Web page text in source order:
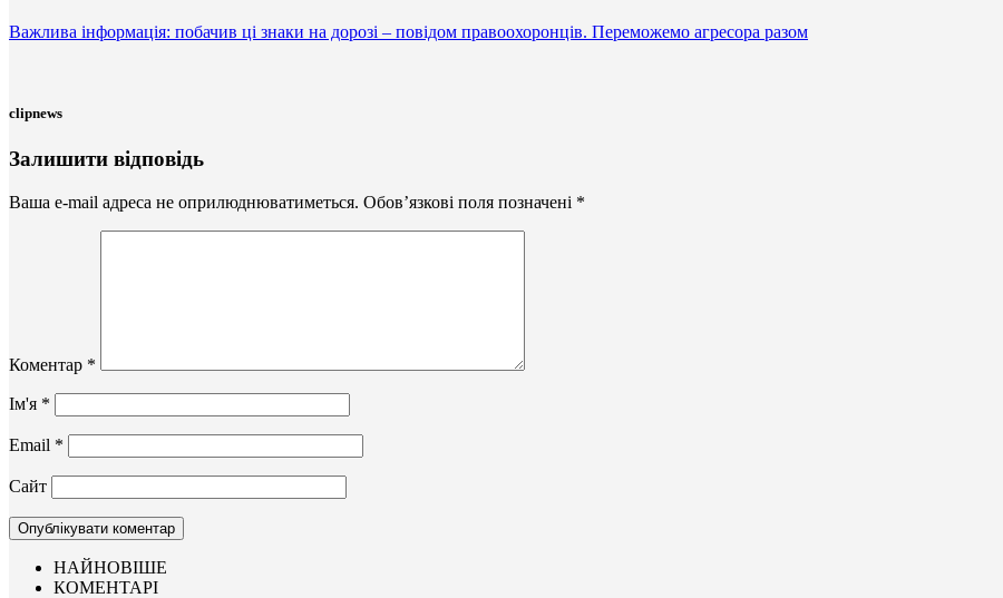
Важлива інформація: побачив ці знаки на дорозі – повідом правоохоронців. Переможемо агресора разом
clipnews
Залишити відповідь
Ваша e-mail адреса не оприлюднюватиметься. Обов’язкові поля позначені *
Коментар *
Ім'я *
Email *
Сайт
НАЙНОВІШЕ
КОМЕНТАРІ